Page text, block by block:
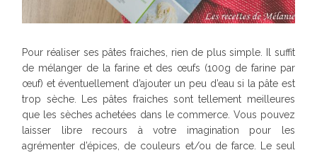
Pour réaliser ses pâtes fraiches, rien de plus simple. Il suffit
de mélanger de la farine et des œufs (100g de farine par
œuf) et éventuellement d’ajouter un peu d’eau si la pâte est
trop sèche. Les pâtes fraiches sont tellement meilleures
que les sèches achetées dans le commerce. Vous pouvez
laisser libre recours à votre imagination pour les
agrémenter d’épices, de couleurs et/ou de farce. Le seul